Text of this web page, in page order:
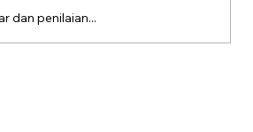
ke Palestina
dan penilaian...